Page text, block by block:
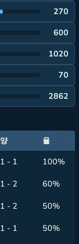
270
600
1020
70
2862
양 율
1 - 1
100%
1 - 2
60%
1 - 2
50%
1 - 1
50%